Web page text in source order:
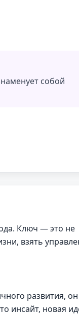
собой
Ключ — это не
взять
развития, он
инсайт, новая